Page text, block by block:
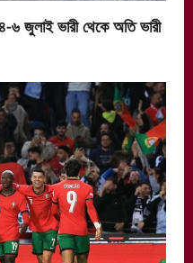
৪-৬ জুলাই ভারী থেকে অতি ভারী